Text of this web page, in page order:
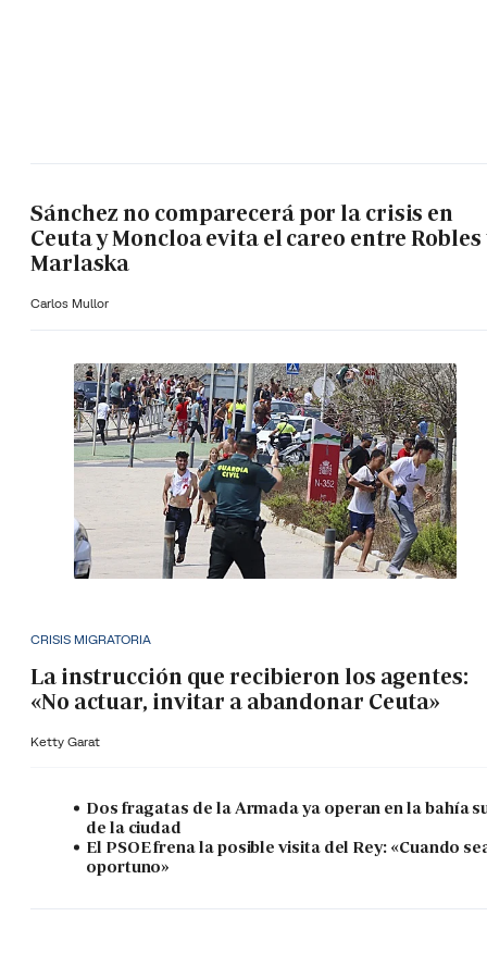
Sánchez no comparecerá por la crisis en
Ceuta y Moncloa evita el careo entre Robles
Marlaska
Carlos Mullor
CRISIS MIGRATORIA
La instrucción que recibieron los agentes:
«No actuar, invitar a abandonar Ceuta»
Ketty Garat
Dos fragatas de la Armada ya operan en la bahía
de la ciudad
El PSOE frena la posible visita del Rey: «Cuando
oportuno»